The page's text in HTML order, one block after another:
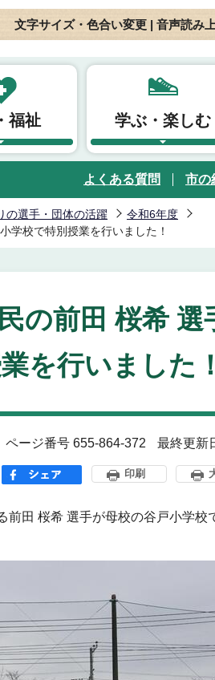
文字サイズ・色合い変更 | 音声読み
福祉 学ぶ・楽しむ
よくある質問 市の
の選手・団体の活躍
令和6年度
学校で特別授業を行いました！
の前田 桜希 選
を行いました！
ページ番号 655-864-372 最終更新
印刷
田 桜希 選手が母校の谷戸小学校